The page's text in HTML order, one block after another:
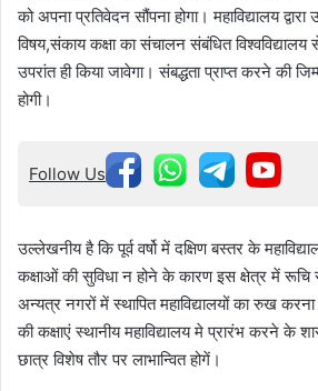
को अपना प्रतिवेदन सौंपना होगा। महाविद्यालय
विषय,संकाय कक्षा का संचालन संबंधित
उपरांत ही किया जावेगा। संबद्धता प्राप्त करने की
होगी।
Follow Us
उल्लेखनीय है कि पूर्व वर्षो में दक्षिण बस्तर के
कक्षाओं की सुविधा न होने के कारण इस क्षेत्र में रूचि
अन्यत्र नगरों में स्थापित महाविद्यालयों का रुख
की कक्षाएं स्थानीय महाविद्यालय मे प्रारंभ करने के
छात्र विशेष तौर पर लाभान्वित होगें।